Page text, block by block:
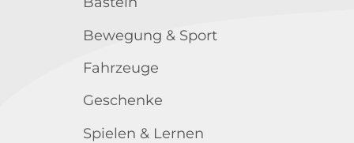
Bewegung & Sport
Fahrzeuge
Geschenke
Spielen & Lernen